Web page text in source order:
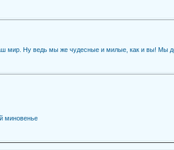
мир. Ну ведь мы же чудесные и милые, как и вы! Мы
миновенье